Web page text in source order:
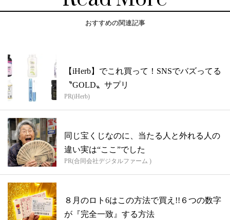
おすすめの関連記事
【iHerb】でこれ買って！SNSでバズってる
〝GOLD〟サプリ
PR(iHerb)
同じ宝くじなのに、当たる人と外れる人の
違い実は“ここ”でした
PR(合同会社デジタルファーム )
８月のロト6はこの方法で買え!!６つの数字
が『完全一致』する方法